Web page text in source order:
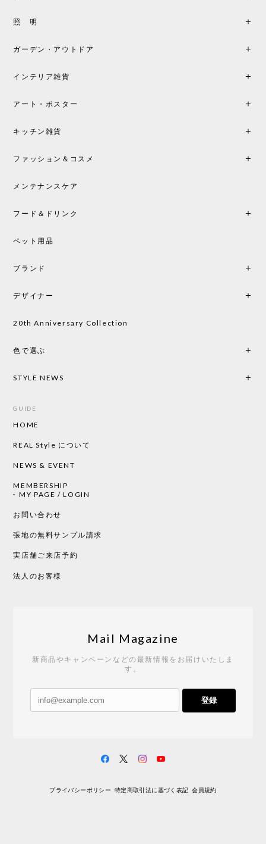
照 明
ガーデン・アウトドア
インテリア雑貨
アート・ポスター
キッチン雑貨
ファッション＆コスメ
メンテナンスケア
フード＆ドリンク
ペット用品
ブランド
デザイナー
20th Anniversary Collection
色で選ぶ
STYLE NEWS
GUIDE
HOME
REAL Style について
NEWS & EVENT
MEMBERSHIP
MY PAGE / LOGIN
お問い合わせ
張地の無料サンプル請求
実店舗ご来店予約
法人のお客様
Mail Magazine
新商品やキャンペーンなどの最新情報をお届けいたしま
す。
登録
プライバシーポリシー 特定商取引法に基づく表記 会員規約